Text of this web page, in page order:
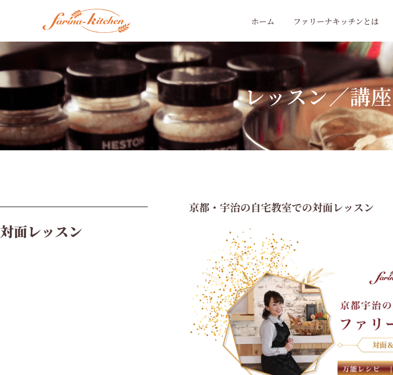
ン
テ
ン
キ
ッ
プ
ホーム ファリーナキッチンとは
レッスン／講座
対面レッスン
京都・宇治の自宅教室での対面レッスン